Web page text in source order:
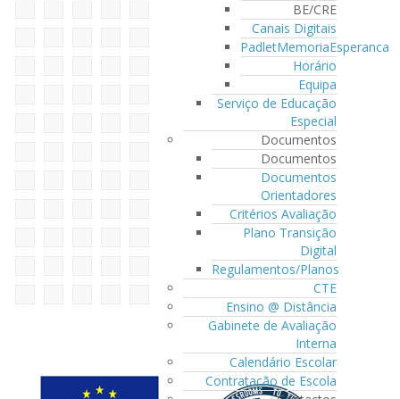
BE/CRE
Canais Digitais
PadletMemoriaEsperanca
Horário
Equipa
Serviço de Educação
Especial
Documentos
Documentos
Documentos
Orientadores
Critérios Avaliação
Plano Transição
Digital
Regulamentos/Planos
CTE
Ensino @ Distância
Gabinete de Avaliação
Interna
Calendário Escolar
Contratação de Escola